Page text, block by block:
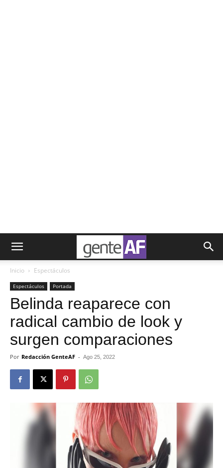
Inicio Espectáculos
Espectáculos Portada
Belinda reaparece con
radical cambio de look y
surgen comparaciones
Por Redacción GenteAF - Ago 25, 2022